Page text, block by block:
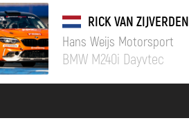
RICK VAN ZIJVERDEN
Hans Weijs Motorsport
BMW M240i Dayvtec